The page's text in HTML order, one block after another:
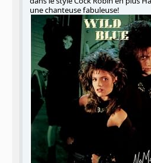
une chanteuse fabuleuse!